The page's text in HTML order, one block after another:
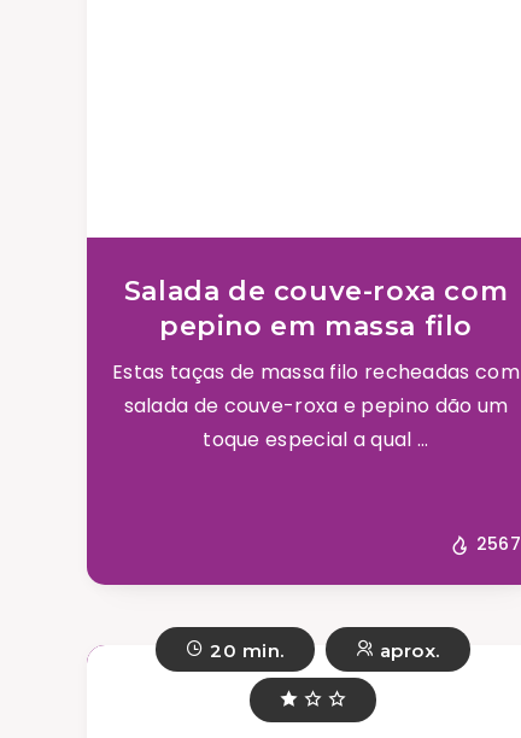
Salada de couve-roxa com
pepino em massa filo
Estas taças de massa filo recheadas com
salada de couve-roxa e pepino dão um
toque especial a qual ...
2567
20 min. aprox.